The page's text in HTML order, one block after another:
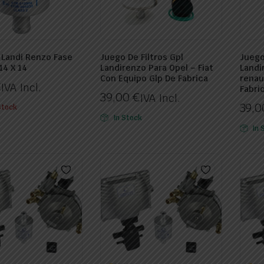
Renzo Fase
X 14
IVA Incl.
Juego De Filtros Gpl
Landirenzo Para Opel – Fiat
Con Equipo Glp De Fabrica
39,00€IVA Incl.
In Stock
In